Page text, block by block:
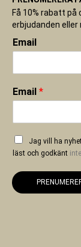
Få 10% rabatt
erbjudanden
Email
Email *
Jag vill ha
läst och godkänt